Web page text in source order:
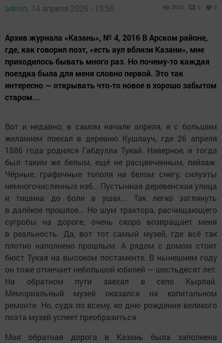
admin, 14 апреля 2026 - 15:56 5620 0 0
Архив журнала «Казань», № 4, 2016 В Арском районе,
где, как говорил поэт, «есть аул вблизи Казани», мне
приходилось бывать много раз. Но почему‑то каждая
поездка была для меня словно первой. Это так
интересно — открывать что‑то новое в хорошо забытом
старом...
Вот и недавно, в самом начале апреля, я с большим
желанием поехал в деревню Кушлауч, где 26 апреля
1886 года родился Габдулла Тукай. Наверное, и тогда
был таким же белым, ещё не расцвеченным, пейзаж.
Чёрные, графичные тополя на белом снегу, силуэты
немногочисленных изб... Пустынная деревенская улица
и тишина до боли в ушах... Так легко заглянуть
в далёкое прошлое... Но шум трактора, расчищающего
сугробы на дороге, очень скоро возвращает меня
в реальность. Да, вот тот самый музей, где всё так
плотно наполнено прошлым. А рядом с домом стоит
бюст Тукая на высоком постаменте. В нынешнем году
он тоже отмечает небольшой юбилей — шестьдесят лет.
На обратном пути заехал в село Кырлай.
Мемориальный музей оказался на капитальном
ремонте. Но, судя по всему, ко дню рождения великого
поэта музей успеет преобразиться.
Моя обратная дорога в Казань была заполнена